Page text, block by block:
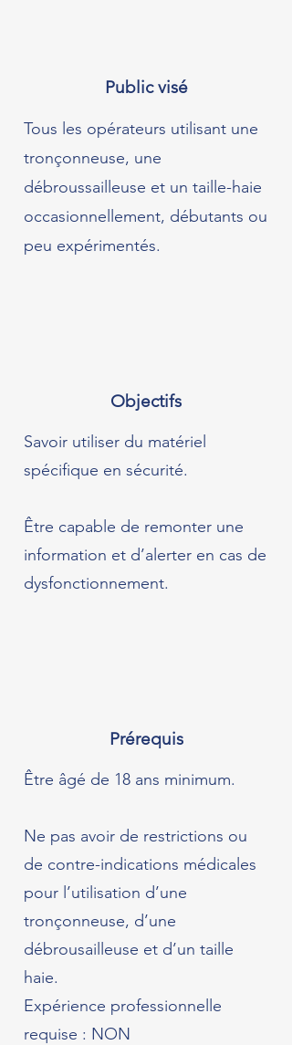
Public visé
Tous les opérateurs utilisant une
tronçonneuse, une
débroussailleuse et un taille-haie
occasionnellement, débutants ou
peu expérimentés.
Objectifs
Savoir utiliser du matériel
spécifique en sécurité.
Être capable de remonter une
information et d’alerter en cas de
dysfonctionnement.
Prérequis
Être âgé de 18 ans minimum.
Ne pas avoir de restrictions ou
de contre-indications médicales
pour l’utilisation d’une
tronçonneuse, d’une
débrousailleuse et d’un taille
haie.
Expérience professionnelle
requise : NON